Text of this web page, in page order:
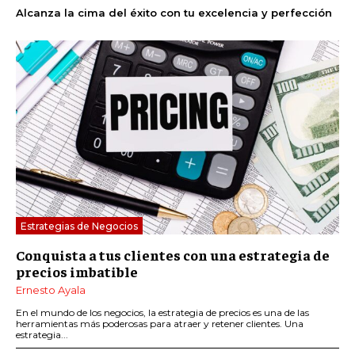
Alcanza la cima del éxito con tu excelencia y perfección
Estrategias de Negocios
Conquista a tus clientes con una estrategia de
precios imbatible
Ernesto Ayala
En el mundo de los negocios, la estrategia de precios es una de las
herramientas más poderosas para atraer y retener clientes. Una
estrategia...